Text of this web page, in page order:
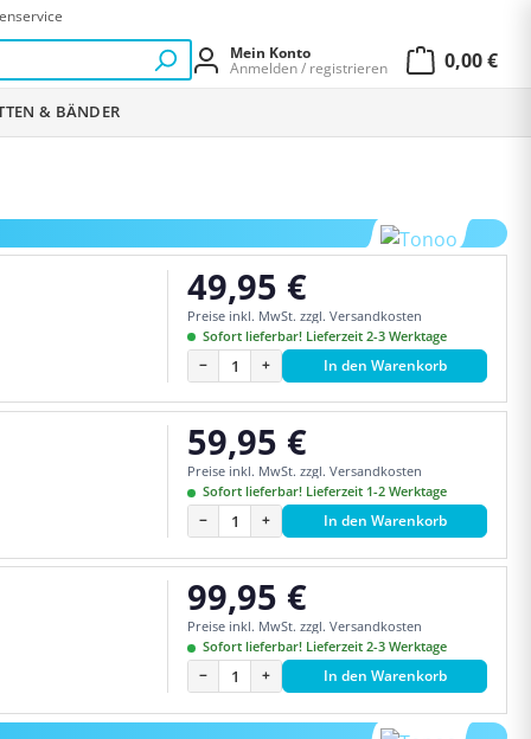
Mein Konto
Anmelden / registrieren
0,00 €
& BÄNDER
Regulärer Preis:
49,95 €
Preise inkl. MwSt. zzgl. Versandkosten
Sofort lieferbar! Lieferzeit 2-3 Werktage
− + In den Warenkorb
Regulärer Preis:
59,95 €
Preise inkl. MwSt. zzgl. Versandkosten
Sofort lieferbar! Lieferzeit 1-2 Werktage
− + In den Warenkorb
Regulärer Preis:
99,95 €
Preise inkl. MwSt. zzgl. Versandkosten
Sofort lieferbar! Lieferzeit 2-3 Werktage
− + In den Warenkorb